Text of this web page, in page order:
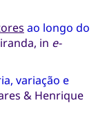
ao longo do
in e-
variação e
& Henrique